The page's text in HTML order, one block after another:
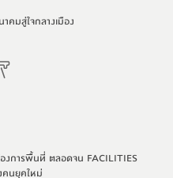
คมสู่ใจกลางเมือง
งการพื้นที่ ตลอดจน FACILITIES
คนยุคใหม่